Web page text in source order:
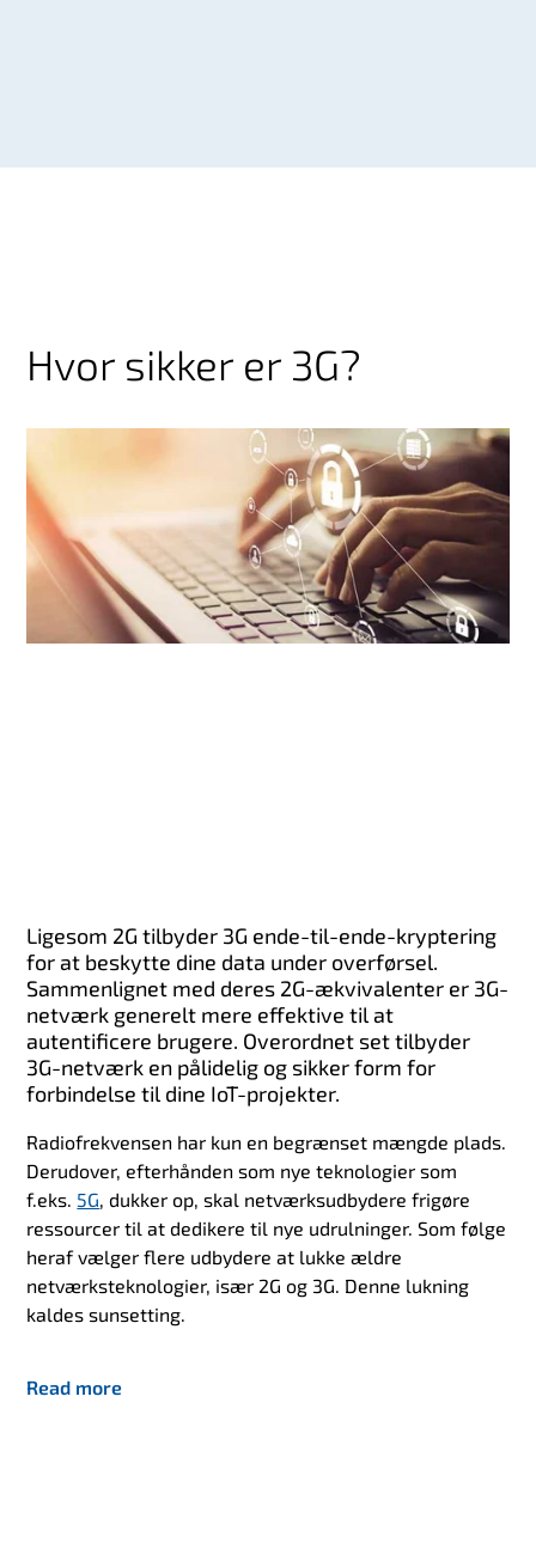
Hvor sikker er 3G?
Ligesom 2G tilbyder 3G ende-til-ende-kryptering
for at beskytte dine data under overførsel.
Sammenlignet med deres 2G-ækvivalenter er 3G-
netværk generelt mere effektive til at
autentificere brugere. Overordnet set tilbyder
3G-netværk en pålidelig og sikker form for
forbindelse til dine IoT-projekter.
Radiofrekvensen har kun en begrænset mængde plads.
Derudover, efterhånden som nye teknologier som
f.eks. 5G, dukker op, skal netværksudbydere frigøre
ressourcer til at dedikere til nye udrulninger. Som følge
heraf vælger flere udbydere at lukke ældre
netværksteknologier, især 2G og 3G. Denne lukning
kaldes sunsetting.
Read more